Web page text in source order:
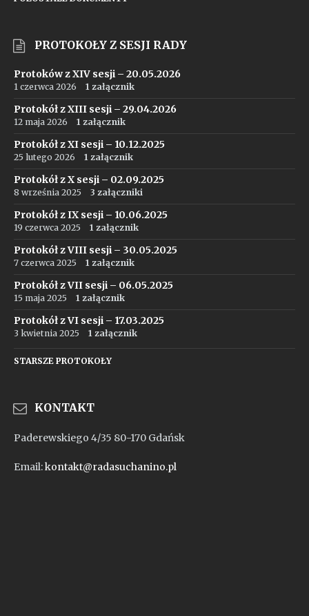
PROTOKOŁY Z SESJI RADY
Protoków z XIV sesji – 20.05.2026
1 czerwca 2026 1 załącznik
Protokół z XIII sesji – 29.04.2026
12 maja 2026 1 załącznik
Protokół z XI sesji – 10.12.2025
25 lutego 2026 1 załącznik
Protokół z X sesji – 02.09.2025
8 września 2025 3 załączniki
Protokół z IX sesji – 10.06.2025
19 czerwca 2025 1 załącznik
Protokół z VIII sesji – 30.05.2025
7 czerwca 2025 1 załącznik
Protokół z VII sesji – 06.05.2025
15 maja 2025 1 załącznik
Protokół z VI sesji – 17.03.2025
3 kwietnia 2025 1 załącznik
STARSZE PROTOKOŁY
KONTAKT
Paderewskiego 4/35 80-170 Gdańsk
Email:kontakt@radasuchanino.pl